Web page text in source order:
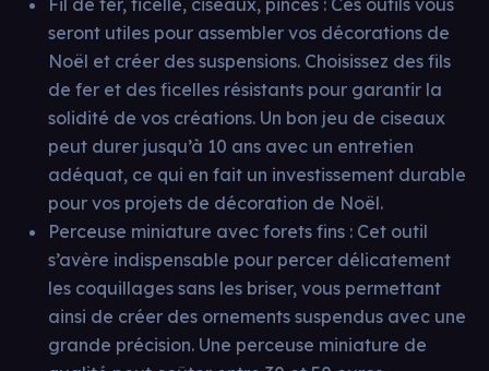
Fil de fer, ficelle, ciseaux, pinces : Ces outils vous
seront utiles pour assembler vos décorations de
Noël et créer des suspensions. Choisissez des fils
de fer et des ficelles résistants pour garantir la
solidité de vos créations. Un bon jeu de ciseaux
peut durer jusqu’à 10 ans avec un entretien
adéquat, ce qui en fait un investissement durable
pour vos projets de décoration de Noël.
Perceuse miniature avec forets fins : Cet outil
s’avère indispensable pour percer délicatement
les coquillages sans les briser, vous permettant
ainsi de créer des ornements suspendus avec une
grande précision. Une perceuse miniature de